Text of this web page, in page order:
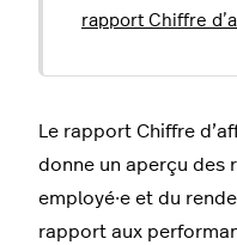
rapport Chiffre
Le rapport Chiffre
donne un aperçu des
employé·e et du
rapport aux